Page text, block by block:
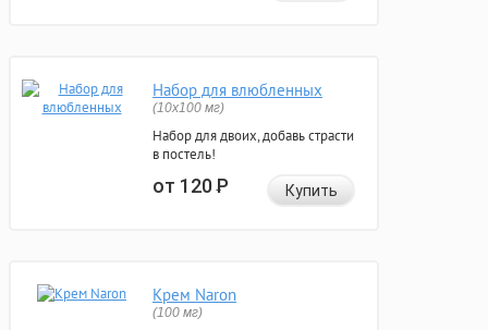
Набор для влюбленных
(10х100 мг)
Набор для двоих, добавь страсти
в постель!
от 120Р Купить
Крем Naron
(100 мг)